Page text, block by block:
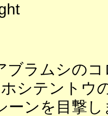
ブラムシの
シテントウ
ーンを目撃